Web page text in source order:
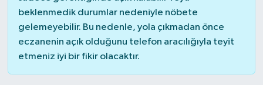
beklenmedik durumlar nedeniyle nöbete
gelemeyebilir. Bu nedenle, yola çıkmadan önce
eczanenin açık olduğunu telefon aracılığıyla teyit
etmeniz iyi bir fikir olacaktır.